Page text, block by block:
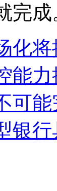
完成
化
能
可
银